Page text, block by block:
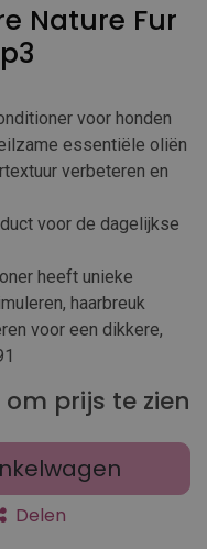
Nature Fur
voor honden
essentiële oliën
verbeteren en
voor de dagelijkse
heeft unieke
haarbreuk
voor een dikkere,
om prijs te zien
Delen